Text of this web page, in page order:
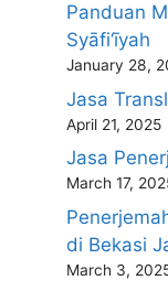
Panduan
Syāfi‘īyah
January 28,
Jasa
April 21, 2025
Jasa
March 17,
di Bekasi
March 3,